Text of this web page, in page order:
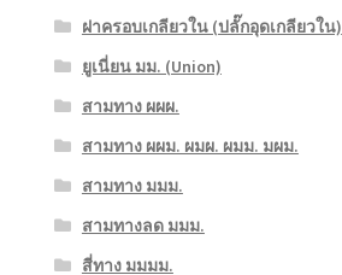
ฝาครอบเกลียวใน (ปลั๊กอุดเกลียวใน)
ยูเนี่ยน มม. (Union)
สามทาง ผผผ.
สามทาง ผผม. ผมผ. ผมม. มผม.
สามทาง มมม.
สามทางลด มมม.
สี่ทาง มมมม.